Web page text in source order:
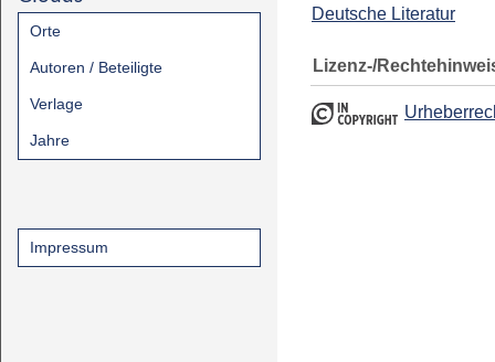
Orte
Autoren / Beteiligte
Verlage
Jahre
Impressum
Deutsche Literatur
Lizenz-/